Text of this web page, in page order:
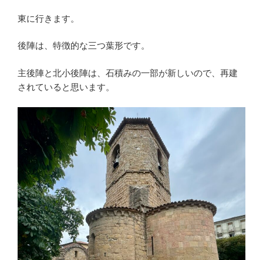
東に行きます。
後陣は、特徴的な三つ葉形です。
主後陣と北小後陣は、石積みの一部が新しいので、再建
されていると思います。